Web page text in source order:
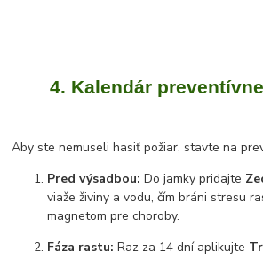
4. Kalendár
Aby ste nemuseli hasiť požiar, stavte na
Pred výsadbou: Do jamky pridajte
viaže živiny a vodu, čím bráni stresu
magnetom pre choroby.
Fáza rastu: Raz za 14 dní aplikujte